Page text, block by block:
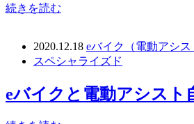
続きを読む
2020.12.18 eバイク（電動アシ
スペシャライズド
eバイクと電動アシスト